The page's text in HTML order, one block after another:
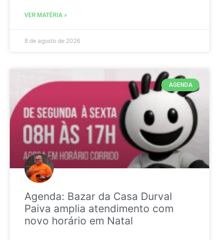
VER MATÉRIA »
8 de agosto de 2026
AGENDA
Agenda: Bazar da Casa Durval
Paiva amplia atendimento com
novo horário em Natal